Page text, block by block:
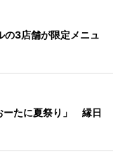
の3店舗が限定メニュ
ーたに夏祭り」 縁日